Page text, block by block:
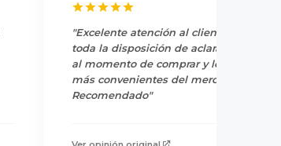
"Excelente atención al cliente, tienen
toda la disposición de aclarar dudas
al momento de comprar y los precios
más convenientes del mercado.
Recomendado"